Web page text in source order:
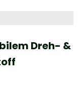
Dreh- &